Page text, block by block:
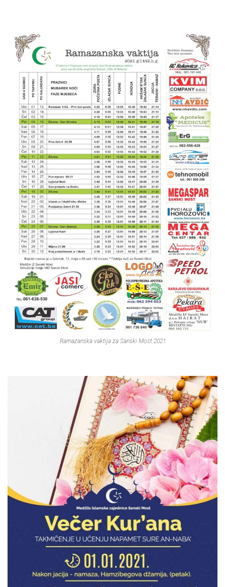
Ramazanska vaktija za Sanski Most 2021